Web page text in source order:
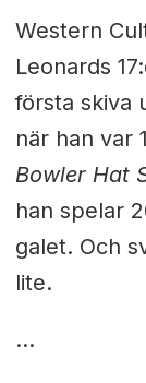
Western
Leonards
första skiva
när han var
Bowler Hat
han spelar
galet. Och
lite.
…